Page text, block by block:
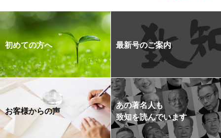
初めての方へ 最新号のご案内
お客様からの声
あの著名人も
致知を読んでいます